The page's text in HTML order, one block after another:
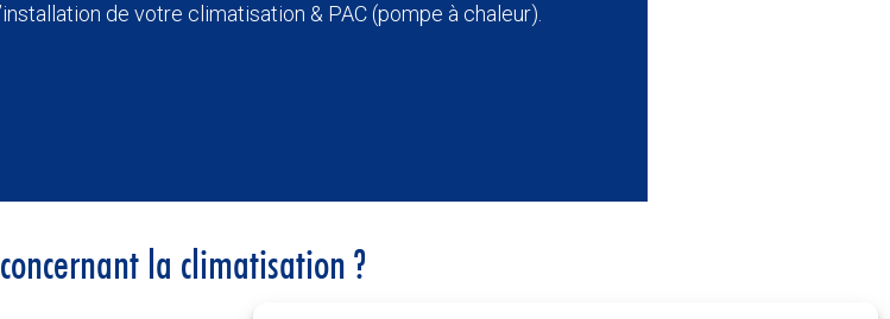
l’installation de votre climatisation & PAC (pompe à chaleur).
la climatisation ?